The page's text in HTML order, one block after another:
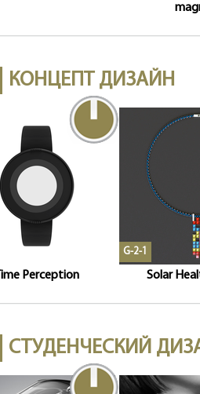
КОНЦЕПТ ДИЗАЙН
Time Perception
G-2-1
Solar
СТУДЕНЧЕСКИЙ